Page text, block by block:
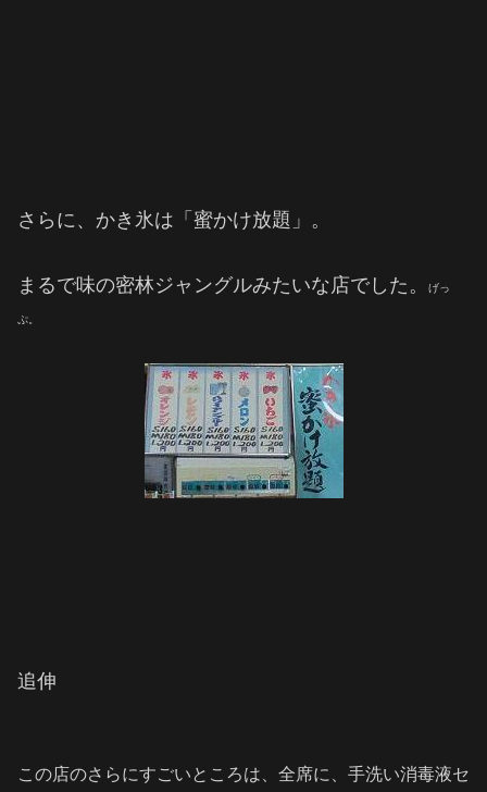
さらに、かき氷は「蜜かけ放題」。
まるで味の密林ジャングルみたいな店でした。 げっ
ぷ。
追伸
この店のさらにすごいところは、全席に、手洗い消毒液セ